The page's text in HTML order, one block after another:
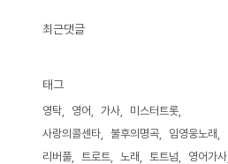
최근댓글
태그
영탁 영어 가사
미스터트롯
사랑의콜센타
불후의명곡
임영웅노래
리버풀
트로트 노래 토트넘
영어가사